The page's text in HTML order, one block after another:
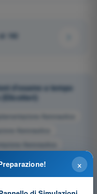
192
d'esame a tempo
Aeronautica
Aeronautica
Aeronautica
×